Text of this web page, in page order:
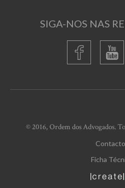
SIGA-NOS NAS
© 2016, Ordem dos Advogados.
Ficha